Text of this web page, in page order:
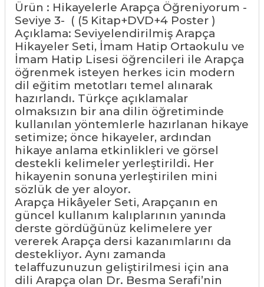
Ürün : Hikayelerle Arapça Öğreniyorum -
Seviye 3- ( (5 Kitap+DVD+4 Poster )
Açıklama: Seviyelendirilmiş Arapça
Hikayeler Seti, İmam Hatip Ortaokulu ve
İmam Hatip Lisesi öğrencileri ile Arapça
öğrenmek isteyen herkes icin modern
dil eğitim metotları temel alınarak
hazırlandı. Türkçe açıklamalar
olmaksızın bir ana dilin öğretiminde
kullanılan yöntemlerle hazırlanan hikaye
setimize; önce hikayeler, ardından
hikaye anlama etkinlikleri ve görsel
destekli kelimeler yerleştirildi. Her
hikayenin sonuna yerleştirilen mini
sözlük de yer aloyor.
Arapça Hikâyeler Seti, Arapçanın en
güncel kullanım kalıplarının yanında
derste gördüğünüz kelimelere yer
vererek Arapça dersi kazanımlarını da
destekliyor. Aynı zamanda
telaffuzunuzun geliştirilmesi için ana
dili Arapça olan Dr. Besma Serafi’nin